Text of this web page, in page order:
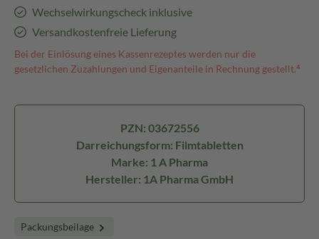
Wechselwirkungscheck inklusive
Versandkostenfreie Lieferung
Bei der Einlösung eines Kassenrezeptes werden nur die
gesetzlichen Zuzahlungen und Eigenanteile in Rechnung gestellt.⁴
PZN: 03672556
Darreichungsform: Filmtabletten
Marke: 1 A Pharma
Hersteller: 1A Pharma GmbH
Packungsbeilage